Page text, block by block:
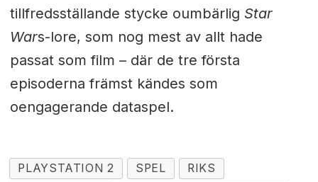
tillfredsställande stycke oumbärlig Star
Wars-lore, som nog mest av allt hade
passat som film – där de tre första
episoderna främst kändes som
oengagerande dataspel.
PLAYSTATION 2 SPEL
RIKS